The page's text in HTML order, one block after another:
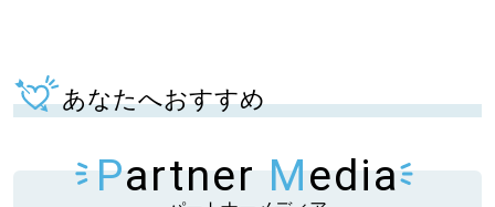
あなたへおすすめ
Partner Media